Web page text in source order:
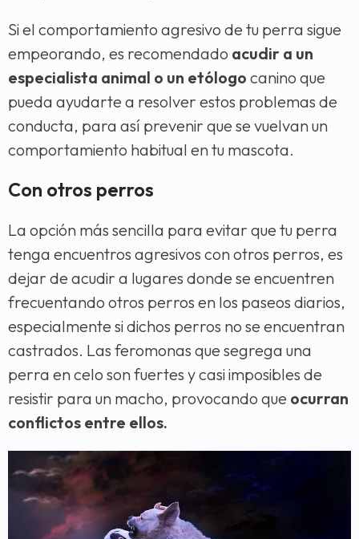
Si el comportamiento agresivo de tu perra sigue
empeorando, es recomendado acudir a un
especialista animal o un etólogo canino que
pueda ayudarte a resolver estos problemas de
conducta, para así prevenir que se vuelvan un
comportamiento habitual en tu mascota.
Con otros perros
La opción más sencilla para evitar que tu perra
tenga encuentros agresivos con otros perros, es
dejar de acudir a lugares donde se encuentren
frecuentando otros perros en los paseos diarios,
especialmente si dichos perros no se encuentran
castrados. Las feromonas que segrega una
perra en celo son fuertes y casi imposibles de
resistir para un macho, provocando que ocurran
conflictos entre ellos.